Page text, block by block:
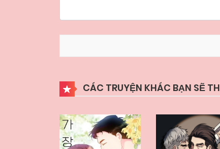
CÁC TRUYỆN KHÁC BẠN SẼ